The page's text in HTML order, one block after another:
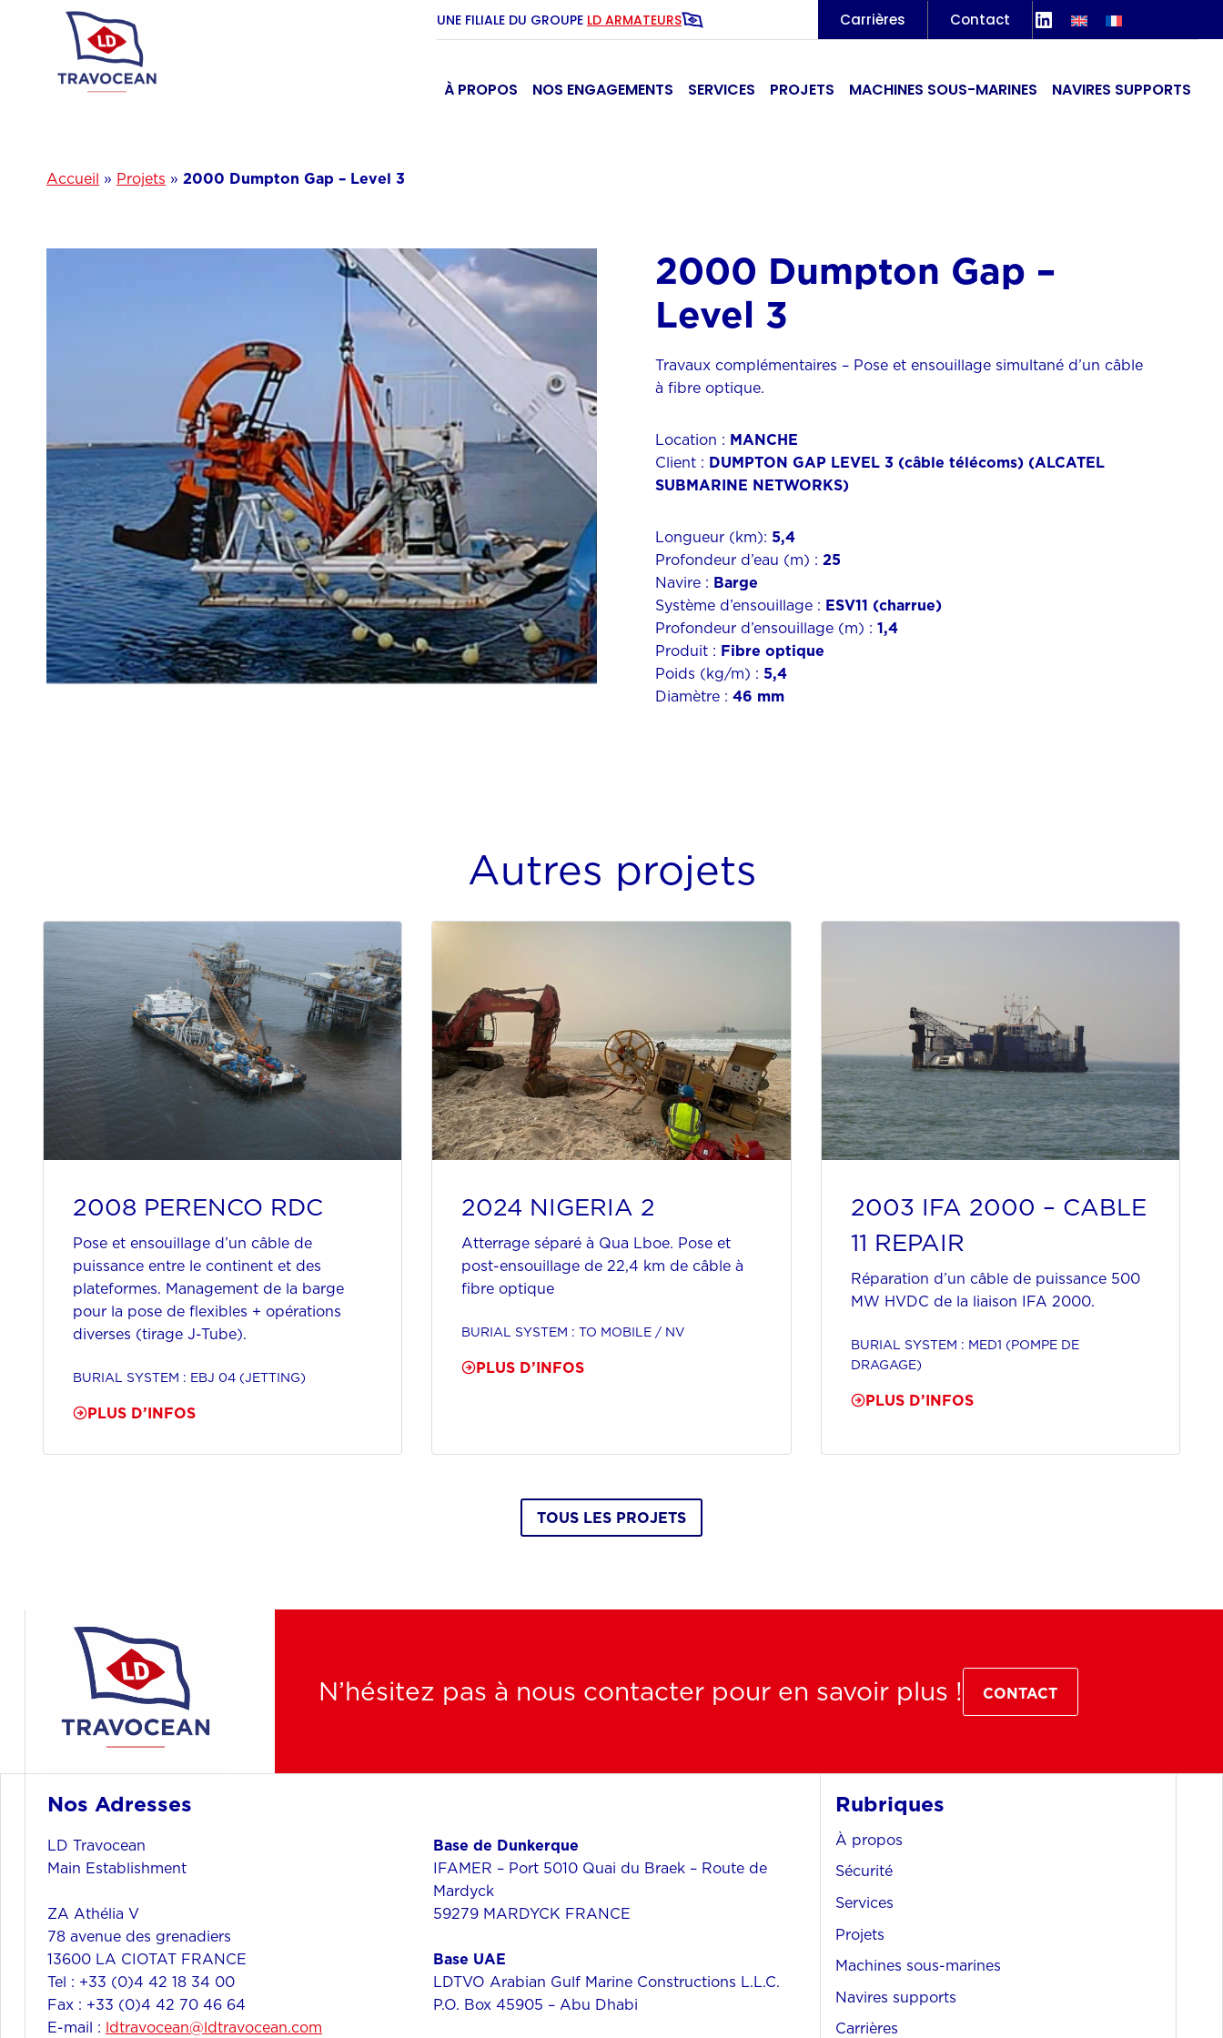
UNE FILIALE DU GROUPE LD ARMATEURS Carrières Contact LinkedIn
À PROPOS NOS ENGAGEMENTS SERVICES PROJETS MACHINES SOUS-MARINES NAVIRES SUPPORTS
Accueil » Projets » 2000 Dumpton Gap – Level 3
2000 Dumpton Gap –
Level 3
Travaux complémentaires – Pose et ensouillage simultané d’un câble
à fibre optique.
Location : MANCHE
Client : DUMPTON GAP LEVEL 3 (câble télécoms) (ALCATEL
SUBMARINE NETWORKS)
Longueur (km): 5,4
Profondeur d’eau (m) : 25
Navire : Barge
Système d’ensouillage : ESV11 (charrue)
Profondeur d’ensouillage (m) : 1,4
Produit : Fibre optique
Poids (kg/m) : 5,4
Diamètre : 46 mm
Autres projets
2008 PERENCO RDC
Pose et ensouillage d’un câble de
puissance entre le continent et des
plateformes. Management de la barge
pour la pose de flexibles + opérations
diverses (tirage J-Tube).
BURIAL SYSTEM : EBJ 04 (JETTING)
PLUS D’INFOS
2024 NIGERIA 2
Atterrage séparé à Qua Lboe. Pose et
post-ensouillage de 22,4 km de câble à
fibre optique
BURIAL SYSTEM : TO MOBILE / NV
PLUS D’INFOS
2003 IFA 2000 – CABLE
11 REPAIR
Réparation d’un câble de puissance 500
MW HVDC de la liaison IFA 2000.
BURIAL SYSTEM : MED1 (POMPE DE
DRAGAGE)
PLUS D’INFOS
TOUS LES PROJETS
N’hésitez pas à nous contacter pour en savoir plus ! CONTACT
Nos Adresses
LD Travocean
Main Establishment
ZA Athélia V
78 avenue des grenadiers
13600 LA CIOTAT FRANCE
Tel : +33 (0)4 42 18 34 00
Fax : +33 (0)4 42 70 46 64
E-mail : ldtravocean@ldtravocean.com
Base de Dunkerque
IFAMER – Port 5010 Quai du Braek – Route de
Mardyck
59279 MARDYCK FRANCE
Base UAE
LDTVO Arabian Gulf Marine Constructions L.L.C.
P.O. Box 45905 – Abu Dhabi
Rubriques
À propos
Sécurité
Services
Projets
Machines sous-marines
Navires supports
Carrières